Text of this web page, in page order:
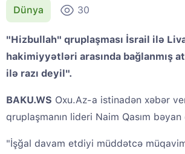
Dünya 30
"Hizbullah" qruplaşması İsrail ilə
hakimiyyətləri arasında bağlanmış
ilə razı deyil".
BAKU.WS Oxu.Az-a istinadən xəbər
qruplaşmanın lideri Naim Qasım bəyan
"İşğal davam etdiyi müddətcə